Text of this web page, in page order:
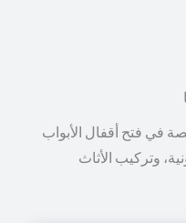
في فتح أقفال الأبواب